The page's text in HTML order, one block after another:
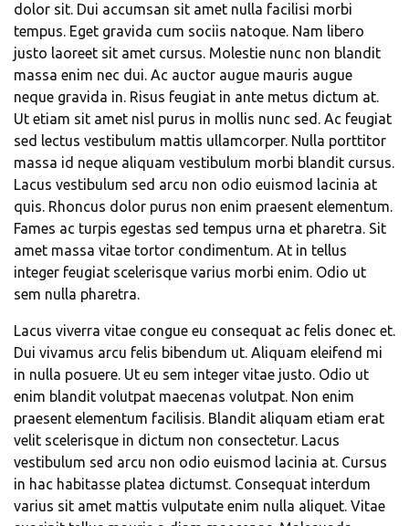
dolor sit. Dui accumsan sit amet nulla facilisi morbi
tempus. Eget gravida cum sociis natoque. Nam libero
justo laoreet sit amet cursus. Molestie nunc non blandit
massa enim nec dui. Ac auctor augue mauris augue
neque gravida in. Risus feugiat in ante metus dictum at.
Ut etiam sit amet nisl purus in mollis nunc sed. Ac feugiat
sed lectus vestibulum mattis ullamcorper. Nulla porttitor
massa id neque aliquam vestibulum morbi blandit cursus.
Lacus vestibulum sed arcu non odio euismod lacinia at
quis. Rhoncus dolor purus non enim praesent elementum.
Fames ac turpis egestas sed tempus urna et pharetra. Sit
amet massa vitae tortor condimentum. At in tellus
integer feugiat scelerisque varius morbi enim. Odio ut
sem nulla pharetra.
Lacus viverra vitae congue eu consequat ac felis donec et.
Dui vivamus arcu felis bibendum ut. Aliquam eleifend mi
in nulla posuere. Ut eu sem integer vitae justo. Odio ut
enim blandit volutpat maecenas volutpat. Non enim
praesent elementum facilisis. Blandit aliquam etiam erat
velit scelerisque in dictum non consectetur. Lacus
vestibulum sed arcu non odio euismod lacinia at. Cursus
in hac habitasse platea dictumst. Consequat interdum
varius sit amet mattis vulputate enim nulla aliquet. Vitae